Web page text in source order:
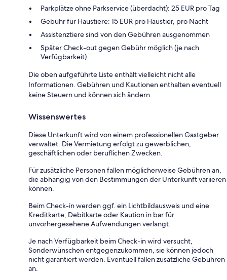
Parkplätze ohne Parkservice (überdacht): 25 EUR pro Tag
Gebühr für Haustiere: 15 EUR pro Haustier, pro Nacht
Assistenztiere sind von den Gebühren ausgenommen
Später Check-out gegen Gebühr möglich (je nach
Verfügbarkeit)
Die oben aufgeführte Liste enthält vielleicht nicht alle
Informationen. Gebühren und Kautionen enthalten eventuell
keine Steuern und können sich ändern.
Wissenswertes
Diese Unterkunft wird von einem professionellen Gastgeber
verwaltet. Die Vermietung erfolgt zu gewerblichen,
geschäftlichen oder beruflichen Zwecken.
Für zusätzliche Personen fallen möglicherweise Gebühren an,
die abhängig von den Bestimmungen der Unterkunft variieren
können.
Beim Check-in werden ggf. ein Lichtbildausweis und eine
Kreditkarte, Debitkarte oder Kaution in bar für
unvorhergesehene Aufwendungen verlangt.
Je nach Verfügbarkeit beim Check-in wird versucht,
Sonderwünschen entgegenzukommen, sie können jedoch
nicht garantiert werden. Eventuell fallen zusätzliche Gebühren
an.